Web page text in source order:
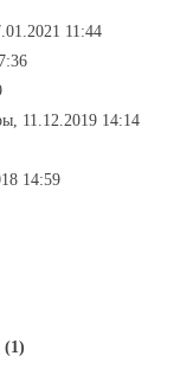
11:44
11.12.2019 14:14
14:59
(1)